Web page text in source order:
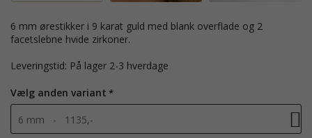
6 mm ørestikker i 9 karat guld med blank overflade og 2
facetslebne hvide zirkoner.
Leveringstid: På lager 2-3 hverdage
Vælg anden variant
6 mm - 1135,-